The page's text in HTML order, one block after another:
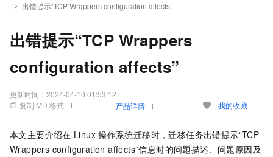
出错提示“TCP Wrappers configuration affects”
出错提示“TCP Wrappers
configuration affects”
更新时间： 2024-04-10 01:53:12
复制 MD 格式
产品详情 我的收藏
本文主要介绍在 Linux 操作系统迁移时，迁移任务出错提示“TCP
Wrappers configuration affects”信息时的问题描述、问题原因及